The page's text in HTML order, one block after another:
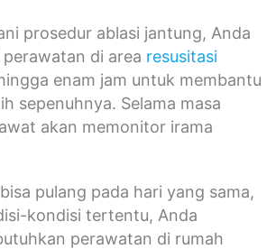
prosedur ablasi jantung, Anda
di area resusitasi
enam jam untuk membantu
sepenuhnya. Selama masa
akan memonitor irama
pulang pada hari yang sama,
kondisi tertentu, Anda
perawatan di rumah